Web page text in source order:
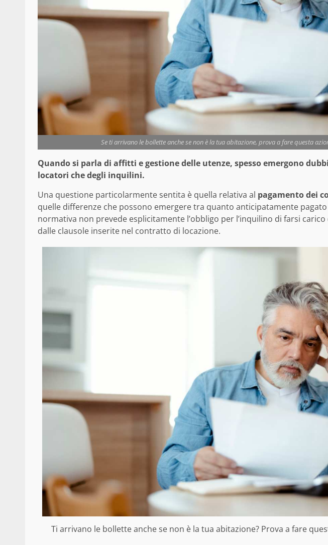
Se ti arrivano le bollette anche se non è la tua abitazione, prova a fare questa
Quando si parla di affitti e gestione delle utenze, spesso emergono
locatori che degli inquilini.
Una questione particolarmente sentita è quella relativa al pagamento dei
quelle differenze che possono emergere tra quanto anticipatamente
normativa non prevede esplicitamente l’obbligo per l’inquilino di farsi
dalle clausole inserite nel contratto di locazione.
Ti arrivano le bollette anche se non è la tua abitazione? Prova a fare